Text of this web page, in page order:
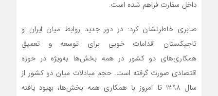
داخل سفارت فراهم شده است.
صابری خاطرنشان کرد: در دور جدید روابط میان ایران و
تاجیکستان اقدامات خوبی برای توسعه و تعمیق
همکاری‌های دو کشور در همه بخش‌ها به‌ویژه در حوزه
اقتصادی صورت گرفته است. حجم مبادلات میان دو کشور از
سال 1398 تا امروز با همکاری همه بخش‌ها، بهبود یافته